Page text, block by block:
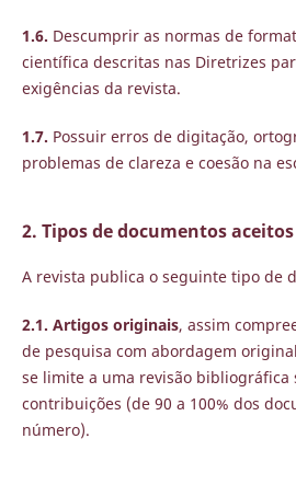
1.6. Descumprir as normas de
científica descritas nas Diretrizes
exigências da revista.
1.7. Possuir erros de digitação,
problemas de clareza e coesão na
2. Tipos de documentos aceitos
A revista publica o seguinte tipo de
2.1. Artigos originais, assim
de pesquisa com abordagem
se limite a uma revisão bibliográfica
contribuições (de 90 a 100% dos
número).